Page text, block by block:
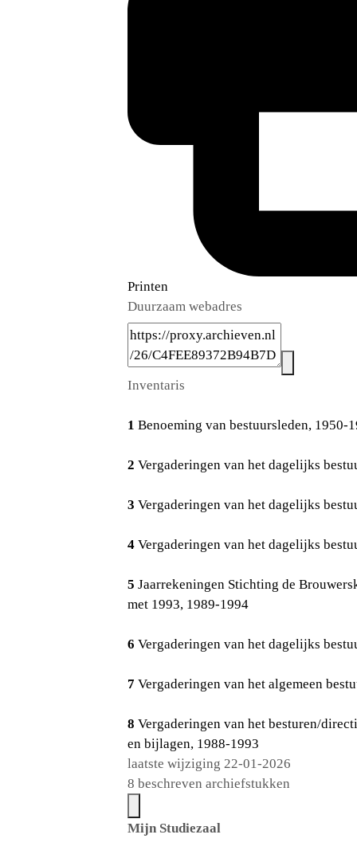
Printen
Duurzaam webadres
Inventaris
1 Benoeming van bestuursleden, 1950-
2 Vergaderingen van het dagelijks
3 Vergaderingen van het dagelijks
4 Vergaderingen van het dagelijks
5 Jaarrekeningen Stichting de
met 1993, 1989-1994
6 Vergaderingen van het dagelijks
7 Vergaderingen van het algemeen
8 Vergaderingen van het besturen/
en bijlagen, 1988-1993
laatste wijziging 22-01-2026
8 beschreven archiefstukken
Mijn Studiezaal